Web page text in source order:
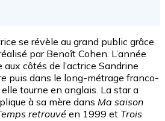
se révèle au grand public grâce
réalisé par Benoît Cohen. L’année
côtés de l’actrice Sandrine
puis dans le long-métrage franco-
elle tourne en anglais. La star a
à sa mère dans Ma saison
retrouvé en 1999 et Trois